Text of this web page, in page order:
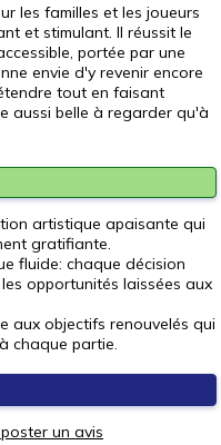
les familles et les joueurs
et stimulant. Il réussit le
portée par une
envie d'y revenir encore
tout en faisant
aussi belle à regarder qu'à
artistique apaisante qui
gratifiante.
fluide: chaque décision
opportunités laissées aux
aux objectifs renouvelés qui
chaque partie.
un avis